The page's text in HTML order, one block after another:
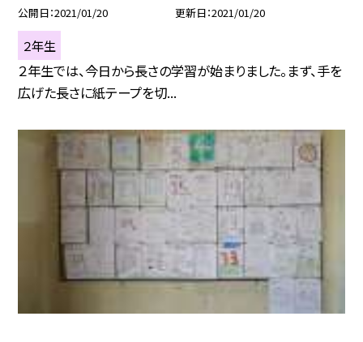
公開日 2021/01/20 更新日 2021/01/20
２年生
２年生では、今日から長さの学習が始まりました。まず、手を
広げた長さに紙テープを切...